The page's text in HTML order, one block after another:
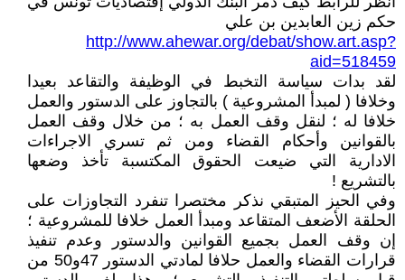
حكم زين العابدين بن علي
http://www.ahewar.org/debat/show.art.asp?
aid=518459
لقد بدات سياسة التخبط في الوظيفة والتقاعد بعيدا
وخلافا ( لمبدأ المشروعية ) بالتجاوز على الدستور والعمل
خلافا له ؛ لنقل وقف العمل به ؛ من خلال وقف العمل
بالقوانين وأحكام القضاء ومن ثم تسري الاجراءات
الادارية التي ضيعت الحقوق المكتسبة تأخذ وضعها
بالتشريع !
وفي الحيز المتبقي نذكر مختصرا تنفرد التجاوزات على
الحلقة الأضعف المتقاعد ومبدأ العمل خلافا للمشروعية ؛
إن وقف العمل بجميع القوانين والدستور وعدم تنفيذ
قرارات القضاء والعمل حلافا لمادتي الدستور 47و50 من